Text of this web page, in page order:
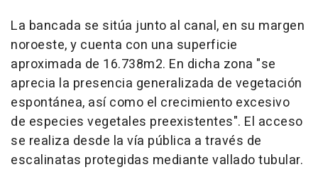
La bancada se sitúa junto al canal, en su margen
noroeste, y cuenta con una superficie
aproximada de 16.738m2. En dicha zona "se
aprecia la presencia generalizada de vegetación
espontánea, así como el crecimiento excesivo
de especies vegetales preexistentes". El acceso
se realiza desde la vía pública a través de
escalinatas protegidas mediante vallado tubular.